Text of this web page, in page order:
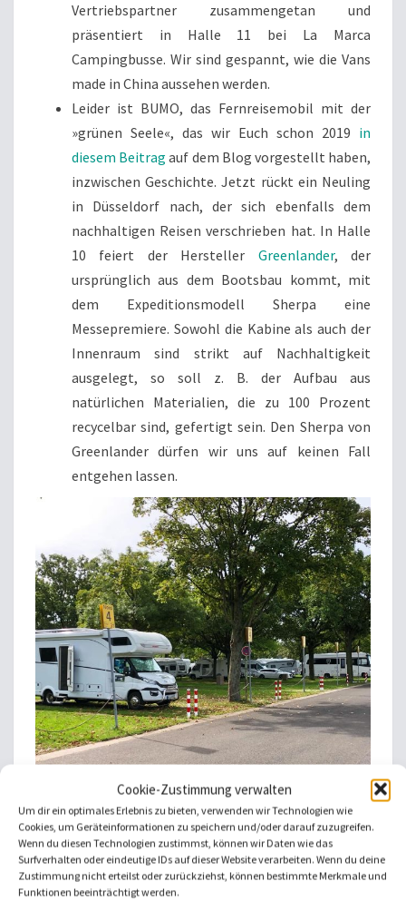
Cookie-Zustimmung verwalten
Um dir ein optimales Erlebnis zu bieten, verwenden wir Technologien wie
Cookies, um Geräteinformationen zu speichern und/oder darauf zuzugreifen.
Wenn du diesen Technologien zustimmst, können wir Daten wie das
Surfverhalten oder eindeutige IDs auf dieser Website verarbeiten. Wenn du deine
Zustimmung nicht erteilst oder zurückziehst, können bestimmte Merkmale und
Funktionen beeinträchtigt werden.
Vertriebspartner zusammengetan und
präsentiert in Halle 11 bei La Marca
Campingbusse. Wir sind gespannt, wie die Vans
made in China aussehen werden.
Leider ist BUMO, das Fernreisemobil mit der
»grünen Seele«, das wir Euch schon 2019 in
diesem Beitrag auf dem Blog vorgestellt haben,
inzwischen Geschichte. Jetzt rückt ein Neuling
in Düsseldorf nach, der sich ebenfalls dem
nachhaltigen Reisen verschrieben hat. In Halle
10 feiert der Hersteller Greenlander, der
ursprünglich aus dem Bootsbau kommt, mit
dem Expeditionsmodell Sherpa eine
Messepremiere. Sowohl die Kabine als auch der
Innenraum sind strikt auf Nachhaltigkeit
ausgelegt, so soll z. B. der Aufbau aus
natürlichen Materialien, die zu 100 Prozent
recycelbar sind, gefertigt sein. Den Sherpa von
Greenlander dürfen wir uns auf keinen Fall
entgehen lassen.
Natürlich gibt es auf dem CARAVAN SALON noch
wesentlich mehr zu entdecken, das Angebot an
Zubehör und Technik, das wir uns anschauen möchten,